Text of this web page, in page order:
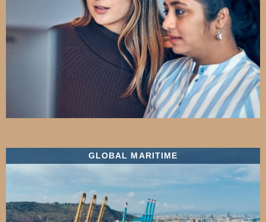
GLOBAL MARITIME